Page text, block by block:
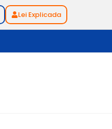
Lei Explicada